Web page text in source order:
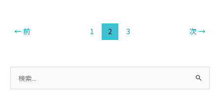
← 前 1 2 3 次→
索